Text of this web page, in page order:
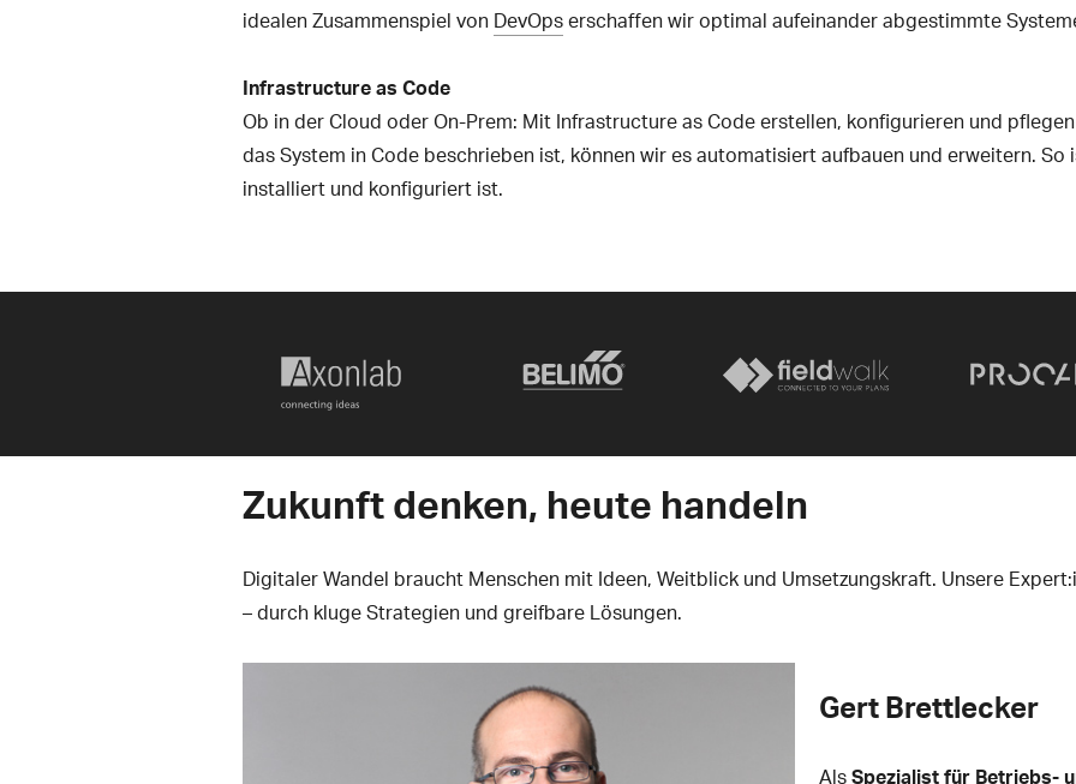
idealen Zusammenspiel von DevOpserschaffen wir optimal aufeinander abgestimmte
Infrastructure as Code
Ob in der Cloud oder On-Prem: Mit Infrastructure as Code erstellen, konfigurieren und
das System in Code beschrieben ist, können wir es automatisiert aufbauen und erweitern.
installiert und konfiguriert ist.
Zukunft denken, heute handeln
Digitaler Wandel braucht Menschen mit Ideen, Weitblick und Umsetzungskraft. Unsere
– durch kluge Strategien und greifbare Lösungen.
Gert Brettlecker
AlsSpezialist für Betriebs-